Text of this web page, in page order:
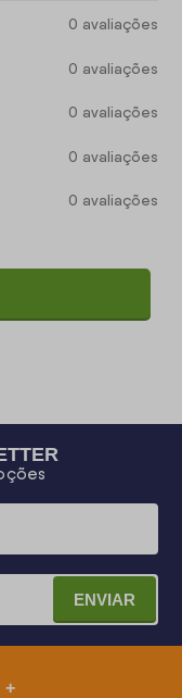
0 avaliações
0 avaliações
0 avaliações
0 avaliações
0 avaliações
ENVIAR